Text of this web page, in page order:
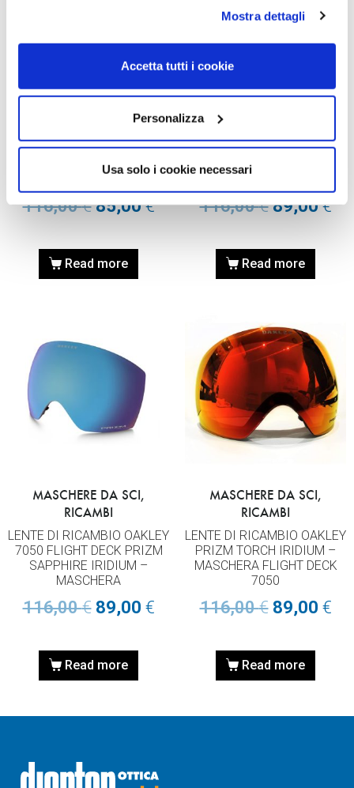
Mostra dettagli
Accetta tutti i cookie
Personalizza
Usa solo i cookie necessari
LENTE DI RICAMBIO OAKLEY
7064 FLIGHT DECK M Prizm
snow black iridium
116,00€ 85,00€
Read more
LENTE DI RICAMBIO OAKLEY
7050 FLIGHT DECK L Prizm
snow black iridium
116,00€ 89,00€
Read more
MASCHERE DA SCI,
RICAMBI
LENTE DI RICAMBIO OAKLEY
7050 FLIGHT DECK PRIZM
SAPPHIRE IRIDIUM –
MASCHERA
116,00€ 89,00 €
Read more
MASCHERE DA SCI,
RICAMBI
LENTE DI RICAMBIO OAKLEY
PRIZM TORCH IRIDIUM –
MASCHERA FLIGHT DECK
7050
116,00€ 89,00 €
Read more